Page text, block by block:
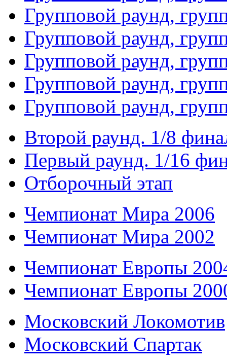
Групповой раунд,
Групповой раунд,
Групповой раунд,
Групповой раунд,
Групповой раунд,
Второй раунд. 1/8
Первый раунд. 1/16
Отборочный этап
Чемпионат Мира 2006
Чемпионат Мира 2002
Чемпионат Европы
Чемпионат Европы
Московский Локомотив
Московский Спартак